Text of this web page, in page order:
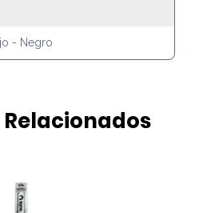
- Negro